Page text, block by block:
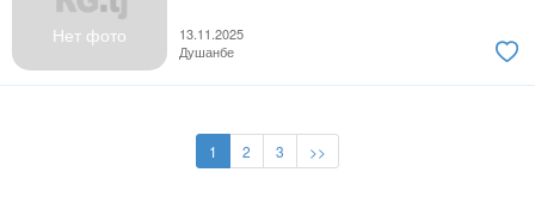
Нет фото
13.11.2025
Душанбе
1 2 3 >>